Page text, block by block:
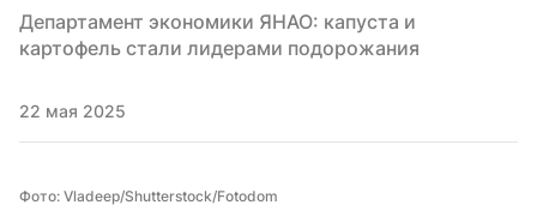
Департамент экономики ЯНАО: капуста и
картофель стали лидерами подорожания
22 мая 2025
Фото: Vladeep/Shutterstock/Fotodom